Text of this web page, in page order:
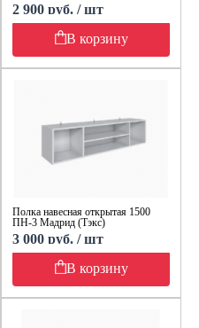
2 900 руб. / шт
В корзину
Полка навесная открытая 1500
ПН-3 Мадрид (Тэкс)
3 000 руб. / шт
В корзину